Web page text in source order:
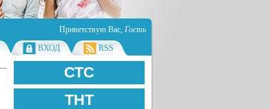
Приветствую Вас, Гость
ВХОД RSS
СТС
ТНТ